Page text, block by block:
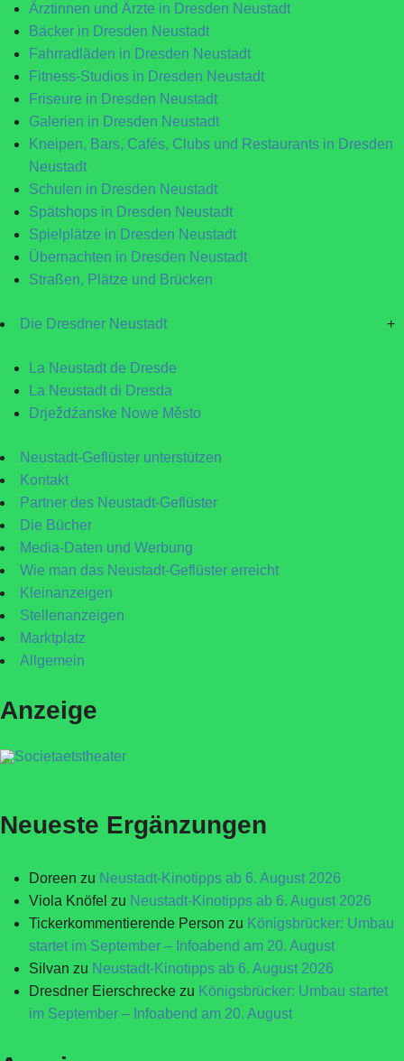
Ärztinnen und Ärzte in Dresden Neustadt
Bäcker in Dresden Neustadt
Fahrradläden in Dresden Neustadt
Fitness-Studios in Dresden Neustadt
Friseure in Dresden Neustadt
Galerien in Dresden Neustadt
Kneipen, Bars, Cafés, Clubs und Restaurants in Dresden
Neustadt
Schulen in Dresden Neustadt
Spätshops in Dresden Neustadt
Spielplätze in Dresden Neustadt
Übernachten in Dresden Neustadt
Straßen, Plätze und Brücken
Die Dresdner Neustadt +
La Neustadt de Dresde
La Neustadt di Dresda
Drježdźanske Nowe Město
Neustadt-Geflüster unterstützen
Kontakt
Partner des Neustadt-Geflüster
Die Bücher
Media-Daten und Werbung
Wie man das Neustadt-Geflüster erreicht
Kleinanzeigen
Stellenanzeigen
Marktplatz
Allgemein
Anzeige
Neueste Ergänzungen
Doreen zu Neustadt-Kinotipps ab 6. August 2026
Viola Knöfel zu Neustadt-Kinotipps ab 6. August 2026
Tickerkommentierende Person zu Königsbrücker: Umbau
startet im September – Infoabend am 20. August
Silvan zu Neustadt-Kinotipps ab 6. August 2026
Dresdner Eierschrecke zu Königsbrücker: Umbau startet
im September – Infoabend am 20. August